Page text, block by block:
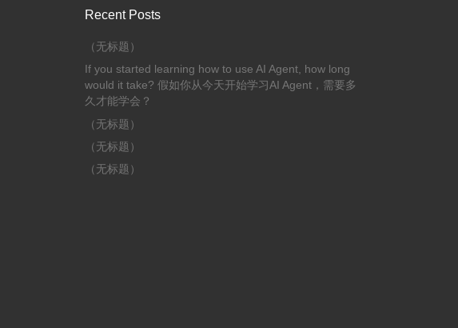
Recent Posts
（无标题）
If you started learning how to use AI Agent, how long
would it take? 假如你从今天开始学习AI Agent，需要多
久才能学会？
（无标题）
（无标题）
（无标题）